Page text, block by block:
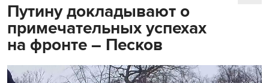
Путину докладывают о
примечательных успехах
на фронте – Песков